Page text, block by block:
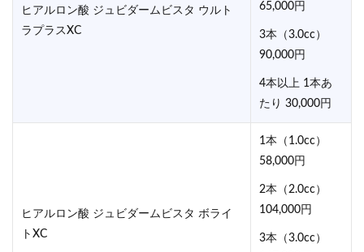
ヒアルロン酸 ジュビダームビスタ ウルト
ラプラスXC
65,000円
3本（3.0cc）
90,000円
4本以上 1本あ
たり 30,000円
ヒアルロン酸 ジュビダームビスタ ボライ
トXC
1本（1.0cc）
58,000円
2本（2.0cc）
104,000円
3本（3.0cc）